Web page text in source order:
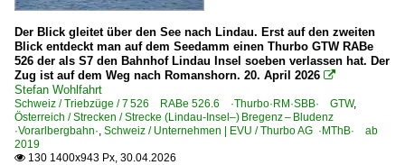
Dieselloks | 92 80
1 218 BR 218
1 225 BR 225 Umbau BR 215 Private
2010
2010
2011
2012
2013
Der Blick gleitet über den See nach Lindau. Erst auf den zweiten
Blick entdeckt man auf dem Seedamm einen Thurbo GTW RABe
526 der als S7 den Bahnhof Lindau Insel soeben verlassen hat. Der
Zug ist auf dem Weg nach Romanshorn. 20. April 2026 
Stefan Wohlfahrt
Schweiz / Triebzüge / 7 526 RABe 526.6 ·Thurbo·RM·SBB· GTW,
Österreich / Strecken / Strecke (Lindau-Insel–) Bregenz – Bludenz
·Vorarlbergbahn·, Schweiz / Unternehmen | EVU / Thurbo AG ·MThB· ab
2019
 130 1400x943 Px, 30.04.2026